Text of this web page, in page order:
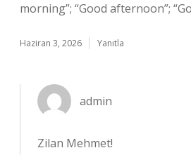
morning”; “Good afternoon”;
Haziran 3, 2026 Yanıtla
admin
Zilan Mehmet!